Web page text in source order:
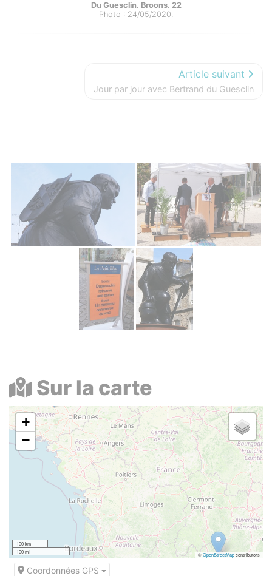
Du Guesclin. Broons. 22
Photo : 24/05/2020.
Article suivant
Jour par jour avec Bertrand du Guesclin
Photos
Sur la carte
+
−
100 km
100 mi
©OpenStreetMapcontributors
Coordonnées GPS